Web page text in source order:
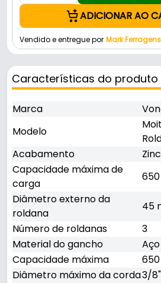
ADICIONAR AO
Vendido e entregue por Mark Ferragens
Características do produto
Marca
Modelo
Acabamento
Capacidade máxima de
carga
Diâmetro externo da
roldana
45
Número de roldanas
3
Material do gancho
Capacidade máxima
Diâmetro máximo da corda3/